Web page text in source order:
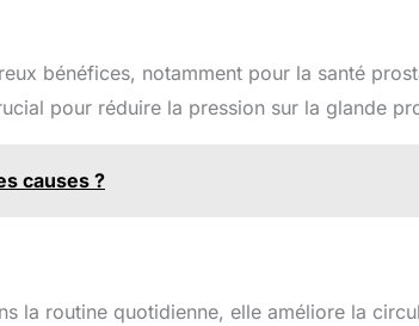
bénéfices, notamment pour la santé
pour réduire la pression sur la glande
causes ?
la routine quotidienne, elle améliore la